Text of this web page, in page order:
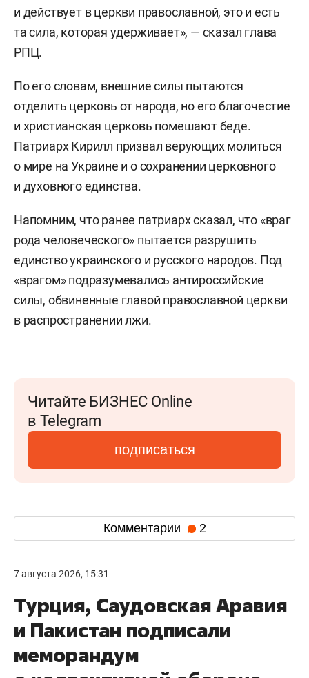
и действует в церкви православной, это и есть
та сила, которая удерживает», — сказал глава
РПЦ.
По его словам, внешние силы пытаются
отделить церковь от народа, но его благочестие
и христианская церковь помешают беде.
Патриарх Кирилл призвал верующих молиться
о мире на Украине и о сохранении церковного
и духовного единства.
Напомним, что ранее патриарх сказал, что «враг
рода человеческого» пытается разрушить
единство украинского и русского народов. Под
«врагом» подразумевались антироссийские
силы, обвиненные главой православной церкви
в распространении лжи.
Читайте БИЗНЕС Online
в Telegram
подписаться
Комментарии 2
7 августа 2026, 15:31
Турция, Саудовская Аравия
и Пакистан подписали
меморандум